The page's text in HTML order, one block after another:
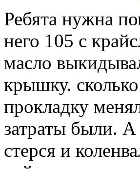
Ребята нужна
него 105 с
масло
крышку.
прокладку
затраты были. А
стерся и